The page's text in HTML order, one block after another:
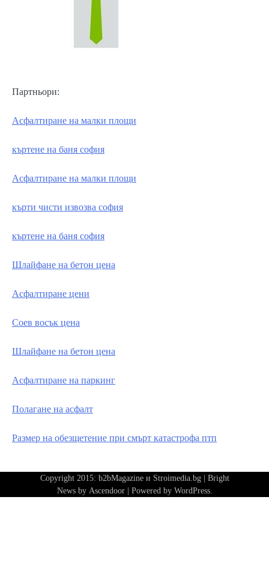
Партньори:
Асфалтиране на малки площи
къртене на баня софия
Асфалтиране на малки площи
кърти чисти извозва софия
къртене на баня софия
Шлайфане на бетон цена
Асфалтиране цени
Соев восък цена
Шлайфане на бетон цена
Асфалтиране на паркинг
Полагане на асфалт
Размер на обезщетение при смърт катастрофа птп
Copyright 2015: b2bMagazine и Stroimedia.bg | Bright
News by Ascendoor| Powered by WordPress.